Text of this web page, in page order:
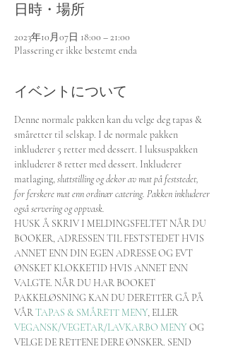
日時・場所
2023年10月07日 18:00 – 21:00
Plassering er ikke bestemt enda
イベントについて
Denne normale pakken kan du velge deg tapas &
småretter til selskap. I de normale pakken
inkluderer 5 retter med dessert. I luksuspakken
inkluderer 8 retter med dessert. Inkluderer
matlaging, sluttstilling og dekor av mat på feststedet,
for ferskere mat enn ordinær catering. Pakken inkluderer
også servering og oppvask.
HUSK Å SKRIV I MELDINGSFELTET NÅR DU
BOOKER, ADRESSEN TIL FESTSTEDET HVIS
ANNET ENN DIN EGEN ADRESSE OG EVT
ØNSKET KLOKKETID HVIS ANNET ENN
VALGTE. NÅR DU HAR BOOKET
PAKKELØSNING KAN DU DERETTER GÅ PÅ
VÅR TAPAS & SMÅRETT MENY, ELLER
VEGANSK/VEGETAR/LAVKARBO MENY OG
VELGE DE RETTENE DERE ØNSKER. SEND